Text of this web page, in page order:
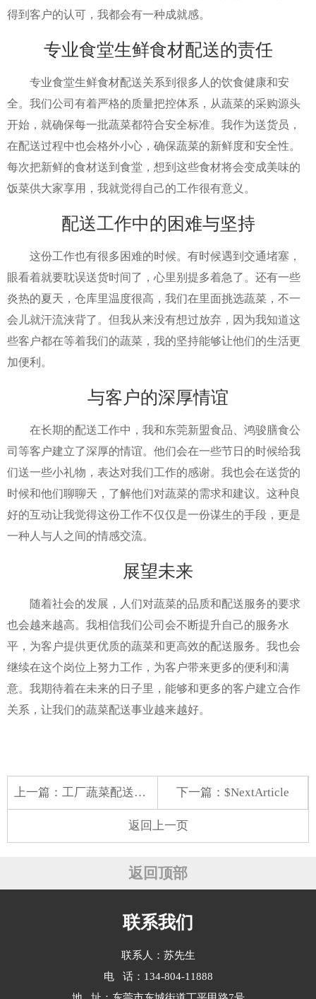
得到客户的认可，我都会有一种成就感。
专业食堂生鲜食材配送的责任
专业食堂生鲜食材配送关系到很多人的饮食健康和安
全。我们公司有着严格的质量把控体系，从蔬菜的采购源头
开始，就确保每一批蔬菜都符合安全标准。我作为送货员，
在配送过程中也会格外小心，确保蔬菜的新鲜度和安全性。
每次把新鲜的食材送到食堂，想到这些食材将会变成美味的
饭菜供大家享用，我就觉得自己的工作很有意义。
配送工作中的困难与坚持
这份工作也有很多困难的时候。有时候遇到交通堵塞，
眼看着就要耽误送货时间了，心里别提多着急了。还有一些
炎热的夏天，仓库里温度很高，我们在里面挑选蔬菜，不一
会儿就汗流浃背了。但我从来没有想过放弃，因为我知道这
些客户都在等着我们的蔬菜，我的坚持能够让他们的生活更
加便利。
与客户的深厚情谊
在长期的配送工作中，我和东莞新盟食品、鸿骏膳食公
司等客户建立了深厚的情谊。他们会在一些节日的时候给我
们送一些小礼物，表达对我们工作的感谢。我也会在送货的
时候和他们聊聊天，了解他们对蔬菜的需求和建议。这种良
好的互动让我觉得这份工作不仅仅是一份谋生的手段，更是
一种人与人之间的情感交流。
展望未来
随着社会的发展，人们对蔬菜的品质和配送服务的要求
也会越来越高。我相信我们公司会不断提升自己的服务水
平，为客户提供更优质的蔬菜和更高效的配送服务。我也会
继续在这个岗位上努力工作，为客户带来更多的便利和满
意。我期待着在未来的日子里，能够和更多的客户建立合作
关系，让我们的蔬菜配送事业越来越好。
上一篇： 工厂蔬菜配送需求与探索 下一篇：$NextArticle
返回上一页
返回顶部
联系我们
联系人：苏先生
电 话：134-804-11888